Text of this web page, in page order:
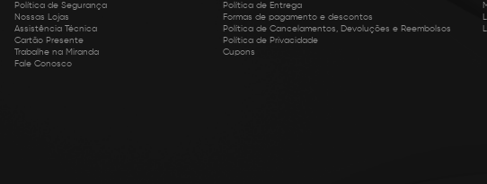
Política de Segurança
Nossas Lojas
Assistência Técnica
Cartão Presente
Trabalhe na Miranda
Fale Conosco
Política de Entrega
Formas de pagamento e descontos
Política de Cancelamentos, Devoluções e Reembolsos
Política de Privacidade
Cupons